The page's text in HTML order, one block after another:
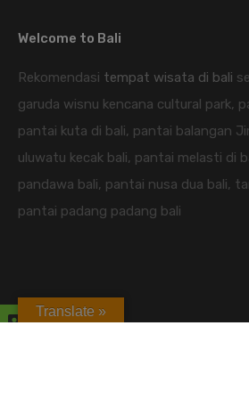
Welcome to Bali
Rekomendasi tempat wisata di bali
garuda wisnu kencana cultural park,
pantai kuta di bali, pantai balangan
uluwatu kecak bali, pantai melasti di
pandawa bali, pantai nusa dua bali,
pantai padang padang bali
Translate »